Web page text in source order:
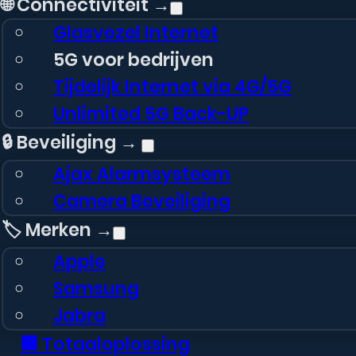
Glasvezel Internet
5G voor bedrijven
Tijdelijk Internet via 4G/5G
Unlimited 5G Back-UP
🔒 Beveiliging →
Ajax Alarmsysteem
Camera Beveiliging
🏷️ Merken →
Apple
Samsung
Jabra
🏢 Totaaloplossing